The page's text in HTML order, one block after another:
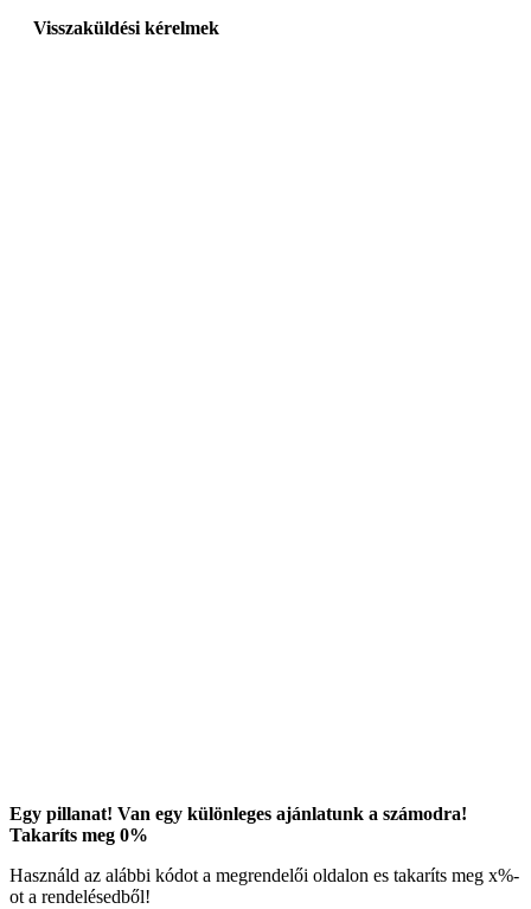
Visszaküldési kérelmek
Egy pillanat! Van egy különleges ajánlatunk a számodra!
Takaríts meg 0%
Használd az alábbi kódot a megrendelői oldalon es takaríts meg x%-
ot a rendelésedből!